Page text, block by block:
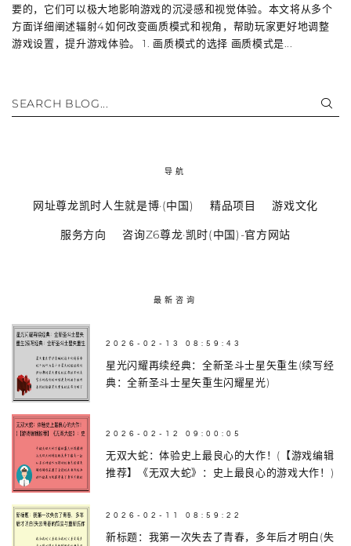
要的，它们可以极大地影响游戏的沉浸感和视觉体验。本文将从多个
方面详细阐述辐射4如何改变画质模式和视角，帮助玩家更好地调整
游戏设置，提升游戏体验。 1. 画质模式的选择 画质模式是...
SEARCH BLOG...
导航
网址尊龙凯时人生就是博·(中国) 精品项目 游戏文化
服务方向 咨询Z6尊龙·凯时(中国)-官方网站
最新咨询
2026-02-13 08:59:43
星光闪耀再续经典：全新圣斗士星矢重生(续写经
典：全新圣斗士星矢重生闪耀星光)
2026-02-12 09:00:05
无双大蛇：体验史上最良心的大作！(【游戏编辑
推荐】《无双大蛇》：史上最良心的游戏大作！)
2026-02-11 08:59:22
新标题：我第一次失去了青春，多年后才明白(失